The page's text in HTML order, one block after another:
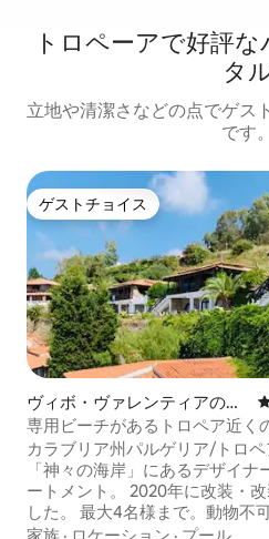
トロペーアで好評
タ
立地や清潔さなどの点でゲス
です。
ゲストチョイス
ゲストチョイス
ヴィボ・ヴァレンティアのマ
ンション・アパート
専用ビーチがあるトロペア近く
ナーズアパートメント
カラブリア州パルゲリア/トロ
「神々の海岸」にあるデザイナ
ートメント。 2020年に改装・
した。 最大4名様まで。動物不可 リビ
グルームと洗濯機・乾燥機、食